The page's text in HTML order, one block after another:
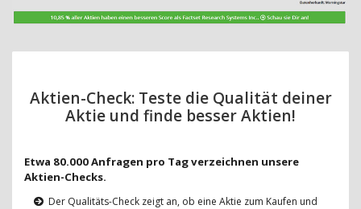
Aktien-Check: Teste die Qualität deiner
Aktie und finde besser Aktien!
Etwa 80.000 Anfragen pro Tag verzeichnen unsere
Aktien-Checks.
Der Qualitäts-Check zeigt an, ob eine Aktie zum Kaufen und